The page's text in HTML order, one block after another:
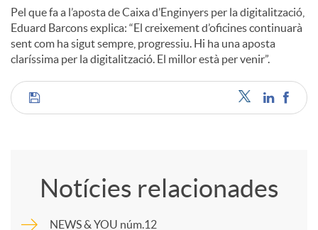
Pel que fa a l’aposta de Caixa d’Enginyers per la digitalització,
Eduard Barcons explica: “El creixement d’oficines continuarà
sent com ha sigut sempre, progressiu. Hi ha una aposta
claríssima per la digitalització. El millor està per venir”.
C
Notícies relacionades
NEWS & YOU núm.12